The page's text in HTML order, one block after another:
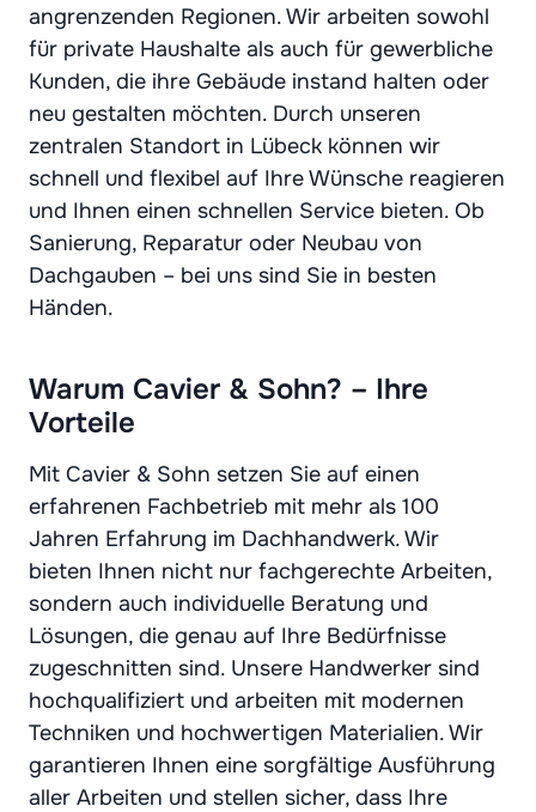
angrenzenden Regionen. Wir arbeiten sowohl
für private Haushalte als auch für gewerbliche
Kunden, die ihre Gebäude instand halten oder
neu gestalten möchten. Durch unseren
zentralen Standort in Lübeck können wir
schnell und flexibel auf Ihre Wünsche reagieren
und Ihnen einen schnellen Service bieten. Ob
Sanierung, Reparatur oder Neubau von
Dachgauben – bei uns sind Sie in besten
Händen.
Warum Cavier & Sohn? – Ihre
Vorteile
Mit Cavier & Sohn setzen Sie auf einen
erfahrenen Fachbetrieb mit mehr als 100
Jahren Erfahrung im Dachhandwerk. Wir
bieten Ihnen nicht nur fachgerechte Arbeiten,
sondern auch individuelle Beratung und
Lösungen, die genau auf Ihre Bedürfnisse
zugeschnitten sind. Unsere Handwerker sind
hochqualifiziert und arbeiten mit modernen
Techniken und hochwertigen Materialien. Wir
garantieren Ihnen eine sorgfältige Ausführung
aller Arbeiten und stellen sicher, dass Ihre